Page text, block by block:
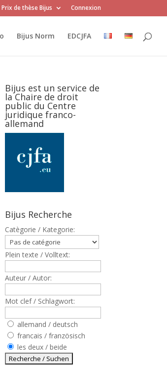
Prix de thèse Bijus Connexion
Bijus Norm EDCJFA
Bijus est un service de
la Chaire de droit
public du Centre
juridique franco-
allemand
Bijus Recherche
Catègorie / Kategorie:
Plein texte / Volltext:
Auteur / Autor:
Mot clef / Schlagwort:
allemand / deutsch
francais / französisch
les deux / beide